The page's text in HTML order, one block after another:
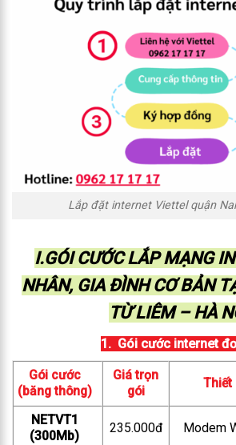
Lắp đặt internet Viettel quận
I.GÓI CƯỚC LẮP MẠNG
NHÂN, GIA ĐÌNH CƠ BẢN
TỪ LIÊM – HÀ
1. Gói cước internet
Gói cước
(băng thông)
Giá trọn
gói
Thiết
NETVT1
(300Mb)
235.000đ Modem